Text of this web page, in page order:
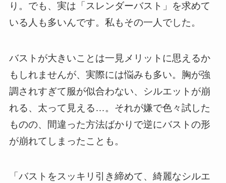
り。でも、実は「スレンダーバスト」を求めて
いる人も多いんです。私もその一人でした。
バストが大きいことは一見メリットに思えるか
もしれませんが、実際には悩みも多い。胸が強
調されすぎて服が似合わない、シルエットが崩
れる、太って見える…。それが嫌で色々試した
ものの、間違った方法ばかりで逆にバストの形
が崩れてしまったことも。
「バストをスッキリ引き締めて、綺麗なシルエ